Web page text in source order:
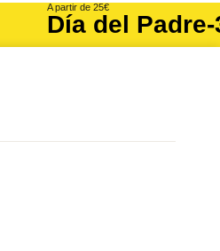
A partir de 25€
Día del Padre